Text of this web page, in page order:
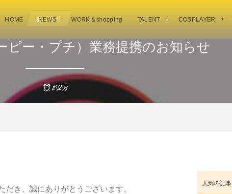
HOME NEWS WORK＆shopping TALENT COSPLAYER
お知らせ , …
ピー・プチ）業務提携のお知らせ
約2分
だき、誠にありがとうございます。
人気の記事